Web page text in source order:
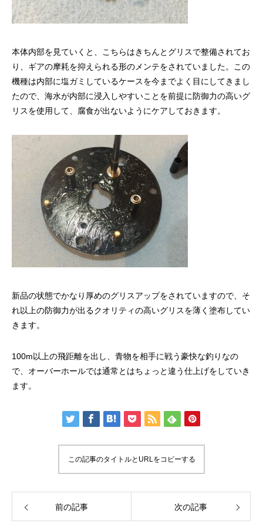
本体内部を見ていくと、こちらはきちんとグリスで整備されてお
り、ギアの摩耗を抑えられる形のメンテをされていました。この
機種は内部に塩ガミしているケースを今までよく目にしてきまし
たので、海水が内部に浸入しやすいことを前提に防御力の高いグ
リスを使用して、腐食が出ないようにケアしておきます。
新品の状態でかなり厚めのグリスアップをされていますので、そ
れ以上の防御力が出るクオリティの高いグリスを薄く塗布してい
きます。
100m以上の飛距離を出し、青物を相手に戦う豪快な釣りなの
で、オーバーホールでは通常とはちょっと違う仕上げをしていき
ます。
この記事のタイトルとURLをコピーする
前の記事 次の記事